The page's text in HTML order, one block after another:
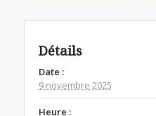
Détails
Date :
9 novembre 2025
Heure :